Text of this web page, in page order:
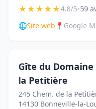
★★★★★4.8/5•59
🌐Site web 📍 Google
Gîte du Domaine
la Petitière
245 Chem. de la
14130 Bonneville-la-